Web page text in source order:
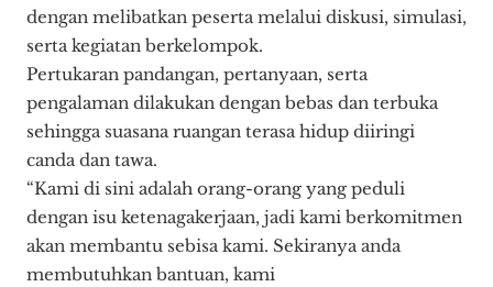
dengan melibatkan peserta melalui diskusi, simulasi,
serta kegiatan berkelompok.
Pertukaran pandangan, pertanyaan, serta
pengalaman dilakukan dengan bebas dan terbuka
sehingga suasana ruangan terasa hidup diiringi
canda dan tawa.
“Kami di sini adalah orang-orang yang peduli
dengan isu ketenagakerjaan, jadi kami berkomitmen
akan membantu sebisa kami. Sekiranya anda
membutuhkan bantuan, kami